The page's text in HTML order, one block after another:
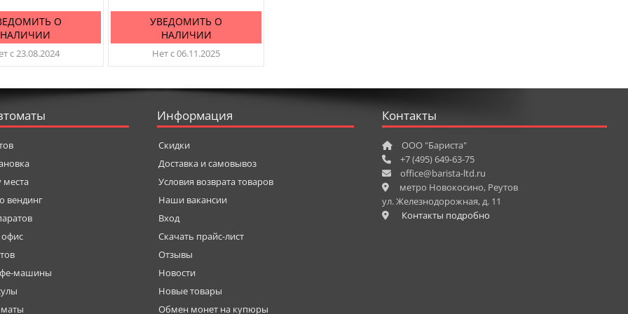
О
НАЛИЧИИ
с 23.08.2024
УВЕДОМИТЬ О
НАЛИЧИИ
Нет с 06.11.2025
места
вендинг
машины
Информация
Скидки
Доставка и самовывоз
Условия возврата товаров
Наши вакансии
Вход
Скачать прайс-лист
Отзывы
Новости
Новые товары
Обмен монет на купюры
Контакты
ООО "Бариста"
+7 (495) 649-63-75
office@barista-ltd.ru
метро Новокосино, Реутов
ул. Железнодорожная, д. 11
Контакты подробно